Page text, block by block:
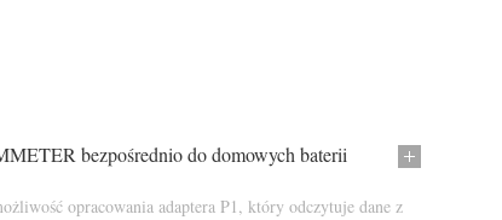
bezpośrednio do domowych baterii
opracowania adaptera P1, który odczytuje dane z